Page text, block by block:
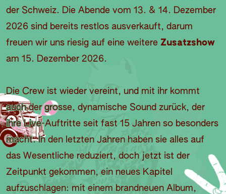
der Schweiz. Die Abende vom 13. & 14. Dezember
2026 sind bereits restlos ausverkauft, darum
freuen wir uns riesig auf eine weitere Zusatzshow
am 15. Dezember 2026.
Die Crew ist wieder vereint, und mit ihr kommt
auch der grosse, dynamische Sound zurück, der
ihre Live-Auftritte seit fast 15 Jahren so besonders
macht. In den letzten Jahren haben sie alles auf
das Wesentliche reduziert, doch jetzt ist der
Zeitpunkt gekommen, ein neues Kapitel
aufzuschlagen: mit einem brandneuen Album,